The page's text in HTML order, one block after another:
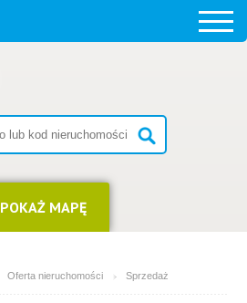
POKAŻ MAPĘ
Oferta nieruchomości Sprzedaż